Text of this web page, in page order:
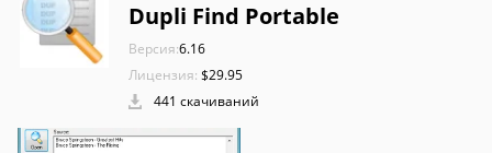
Dupli Find Portable
Версия:6.16
Лицензия: $29.95
441 скачиваний